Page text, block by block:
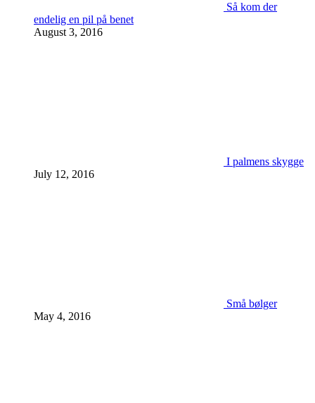
Så kom der
endelig en pil på benet
August 3, 2016
I palmens skygge
July 12, 2016
Små bølger
May 4, 2016